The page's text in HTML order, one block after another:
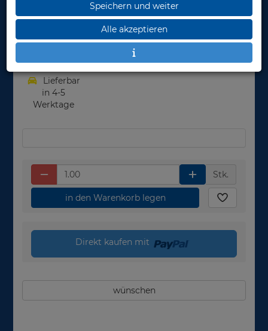
Herstellerpreis: 268,00 €
268,00 €
Lieferbar
in 4-5
Werktage
Stk.
in den Warenkorb legen
Direkt kaufen mit
wünschen
Speichern und weiter
Alle akzeptieren